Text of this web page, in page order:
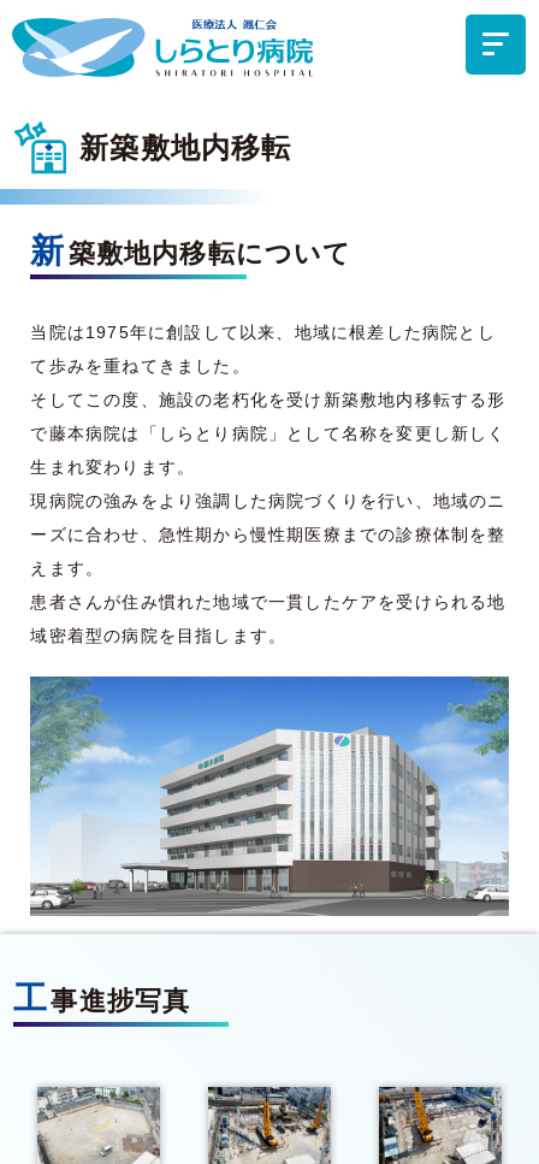
新築敷地内移転
新築敷地内移転について
当院は1975年に創設して以来、地域に根差した病院とし
て歩みを重ねてきました。
そしてこの度、施設の老朽化を受け新築敷地内移転する形
で藤本病院は「しらとり病院」として名称を変更し新しく
生まれ変わります。
現病院の強みをより強調した病院づくりを行い、地域のニ
ーズに合わせ、急性期から慢性期医療までの診療体制を整
えます。
患者さんが住み慣れた地域で一貫したケアを受けられる地
域密着型の病院を目指します。
工事進捗写真